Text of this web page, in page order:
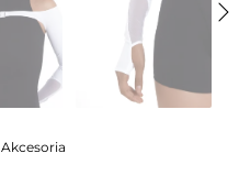
Akcesoria